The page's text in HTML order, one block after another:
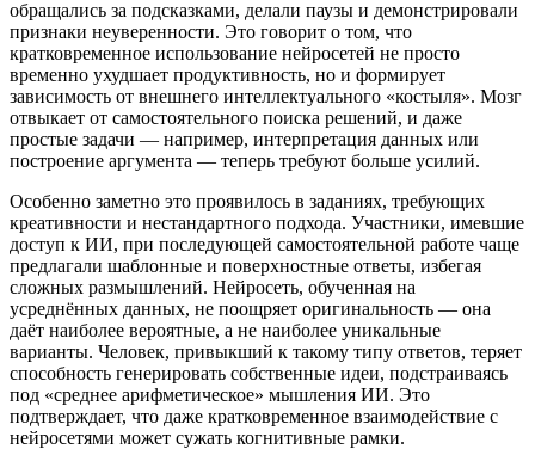
обращались за подсказками, делали паузы и демонстрировали
признаки неуверенности. Это говорит о том, что
кратковременное использование нейросетей не просто
временно ухудшает продуктивность, но и формирует
зависимость от внешнего интеллектуального «костыля». Мозг
отвыкает от самостоятельного поиска решений, и даже
простые задачи — например, интерпретация данных или
построение аргумента — теперь требуют больше усилий.
Особенно заметно это проявилось в заданиях, требующих
креативности и нестандартного подхода. Участники, имевшие
доступ к ИИ, при последующей самостоятельной работе чаще
предлагали шаблонные и поверхностные ответы, избегая
сложных размышлений. Нейросеть, обученная на
усреднённых данных, не поощряет оригинальность — она
даёт наиболее вероятные, а не наиболее уникальные
варианты. Человек, привыкший к такому типу ответов, теряет
способность генерировать собственные идеи, подстраиваясь
под «среднее арифметическое» мышления ИИ. Это
подтверждает, что даже кратковременное взаимодействие с
нейросетями может сужать когнитивные рамки.